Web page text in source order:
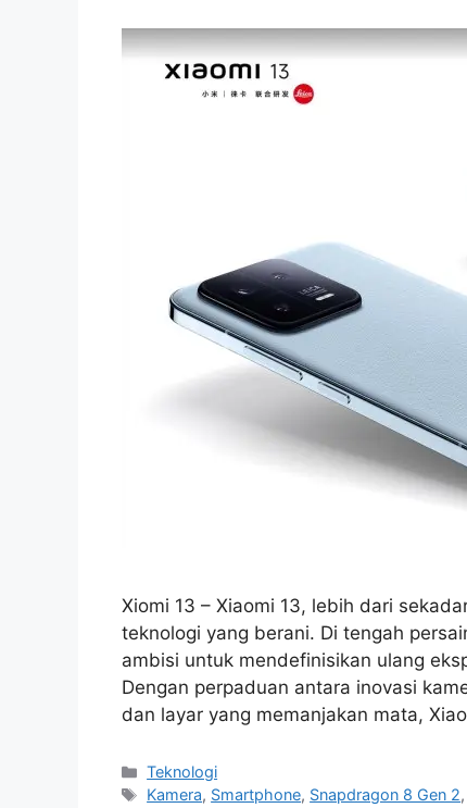
Xiomi 13 – Xiaomi 13, lebih dari
teknologi yang berani. Di tengah
ambisi untuk mendefinisikan ulang
Dengan perpaduan antara inovasi
dan layar yang memanjakan mata,
Kategori
Teknologi
Tag
Kamera, Smartphone, Snapdragon 8 Gen 2,